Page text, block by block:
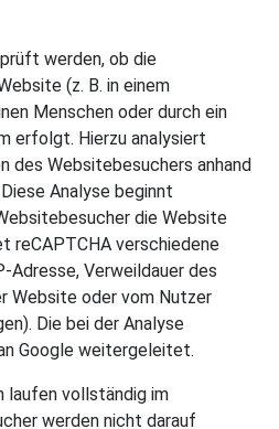
werden, ob die
(z. B. in einem
Menschen oder durch ein
erfolgt. Hierzu analysiert
des Websitebesuchers anhand
Analyse beginnt
die Website
reCAPTCHA verschiedene
Adresse, Verweildauer des
Website oder vom Nutzer
Die bei der Analyse
Google weitergeleitet.
laufen vollständig im
werden nicht darauf